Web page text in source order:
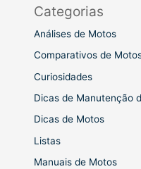
Categorias
Análises de Motos
Comparativos de
Curiosidades
Dicas de Manutenção
Dicas de Motos
Listas
Manuais de Motos